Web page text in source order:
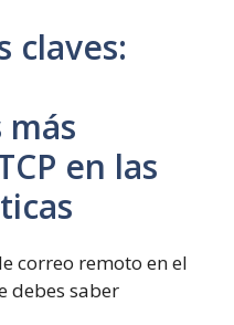
claves:
en las
correo remoto en el
debes saber